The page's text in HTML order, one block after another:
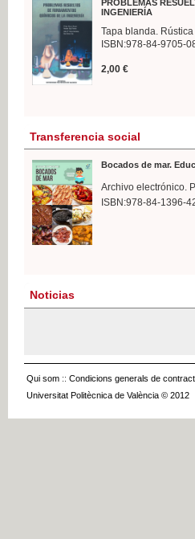
PROBLEMAS
INGENIERÍA
Tapa blanda. Rústica
ISBN:978-84-9705-
2,00 €
Transferencia social
Bocados de mar.
Archivo electrónico.
ISBN:978-84-1396-
Noticias
Qui som :: Condicions generals de
Universitat Politècnica de València © 2012